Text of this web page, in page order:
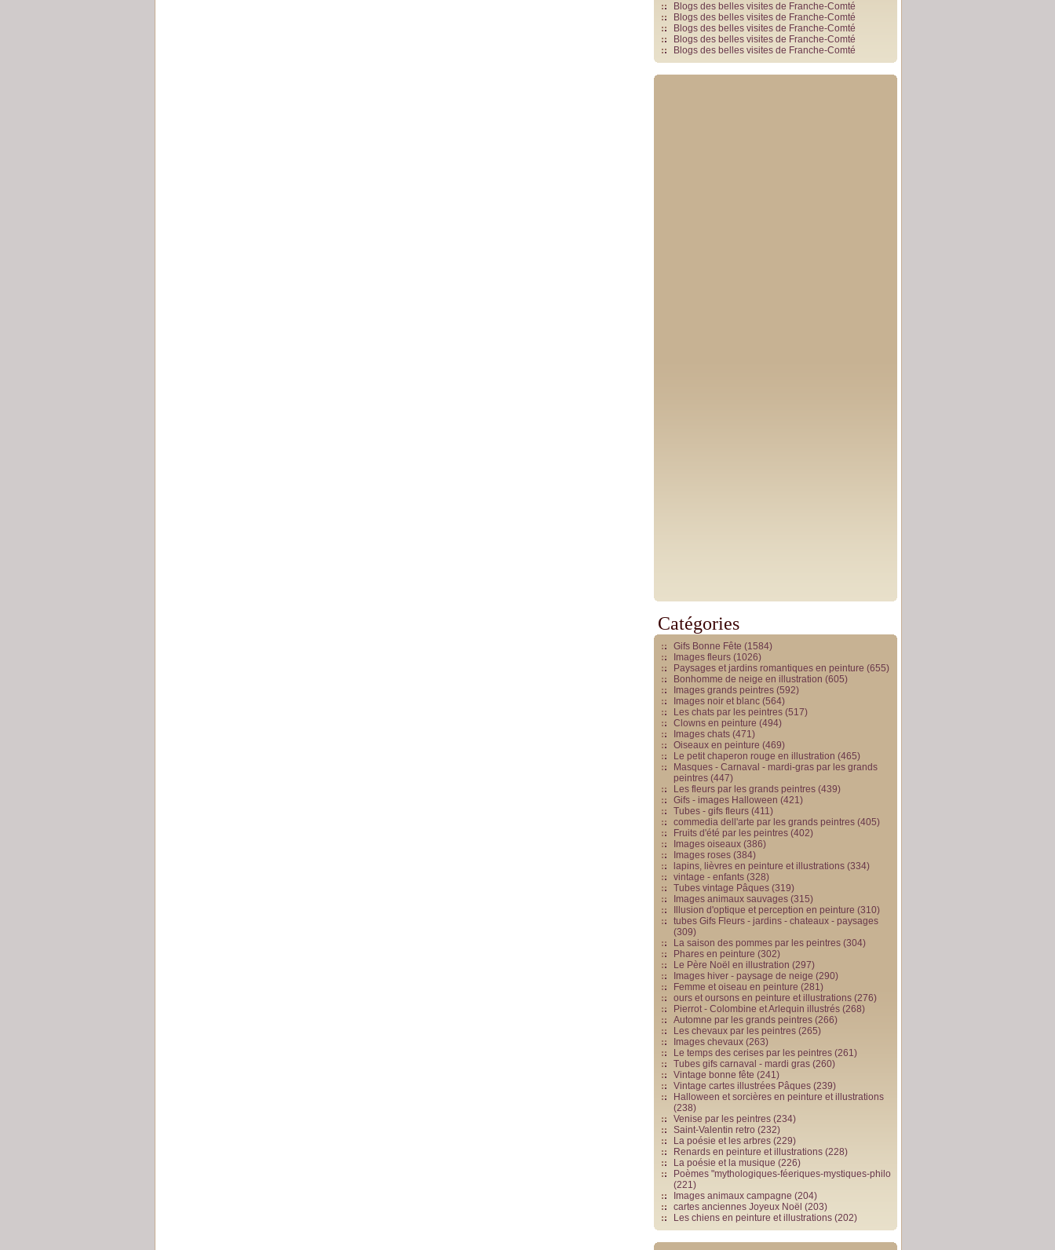
Blogs des belles visites de Franche-Comté
Blogs des belles visites de Franche-Comté
Blogs des belles visites de Franche-Comté
Blogs des belles visites de Franche-Comté
Blogs des belles visites de Franche-Comté
Catégories
Gifs Bonne Fête (1584)
Images fleurs (1026)
Paysages et jardins romantiques en peinture (655)
Bonhomme de neige en illustration (605)
Images grands peintres (592)
Images noir et blanc (564)
Les chats par les peintres (517)
Clowns en peinture (494)
Images chats (471)
Oiseaux en peinture (469)
Le petit chaperon rouge en illustration (465)
Masques - Carnaval - mardi-gras par les grands
peintres (447)
Les fleurs par les grands peintres (439)
Gifs - images Halloween (421)
Tubes - gifs fleurs (411)
commedia dell'arte par les grands peintres (405)
Fruits d'été par les peintres (402)
Images oiseaux (386)
Images roses (384)
lapins, lièvres en peinture et illustrations (334)
vintage - enfants (328)
Tubes vintage Pâques (319)
Images animaux sauvages (315)
Illusion d'optique et perception en peinture (310)
tubes Gifs Fleurs - jardins - chateaux - paysages
(309)
La saison des pommes par les peintres (304)
Phares en peinture (302)
Le Père Noël en illustration (297)
Images hiver - paysage de neige (290)
Femme et oiseau en peinture (281)
ours et oursons en peinture et illustrations (276)
Pierrot - Colombine et Arlequin illustrés (268)
Automne par les grands peintres (266)
Les chevaux par les peintres (265)
Images chevaux (263)
Le temps des cerises par les peintres (261)
Tubes gifs carnaval - mardi gras (260)
Vintage bonne fête (241)
Vintage cartes illustrées Pâques (239)
Halloween et sorcières en peinture et illustrations
(238)
Venise par les peintres (234)
Saint-Valentin retro (232)
La poésie et les arbres (229)
Renards en peinture et illustrations (228)
La poésie et la musique (226)
Poèmes "mythologiques-féeriques-mystiques-philo
(221)
Images animaux campagne (204)
cartes anciennes Joyeux Noël (203)
Les chiens en peinture et illustrations (202)